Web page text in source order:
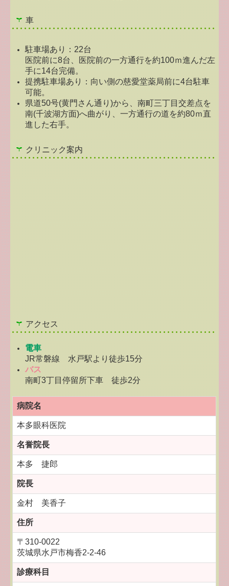
クリニック案内
アクセス
電車
JR常磐線 水戸駅より徒歩15分
バス
南町3丁目停留所下車 徒歩2分
病院名
本多眼科医院
名誉院長
本多 捷郎
院長
金村 美香子
住所
〒310-0022
茨城県水戸市梅香2-2-46
診療科目
車
駐車場あり：22台
医院前に8台、医院前の一方通行を約100ｍ進んだ左
手に14台完備。
提携駐車場あり：向い側の慈愛堂薬局前に4台駐車
可能。
県道50号(黄門さん通り)から、南町三丁目交差点を
南(千波湖方面)へ曲がり、一方通行の道を約80ｍ直
進した右手。